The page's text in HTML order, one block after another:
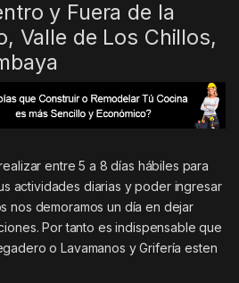
y Fuera de la
Valle de Los Chillos,
entre 5 a 8 días hábiles para
actividades diarias y poder ingresar
nos demoramos un día en dejar
Por tanto es indispensable que
o Lavamanos y Grifería esten